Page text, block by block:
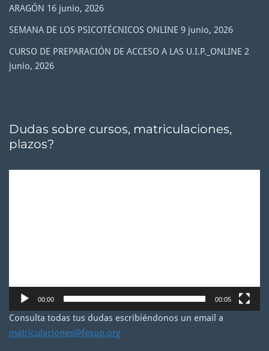
ARAGÓN 16 junio, 2026
SEMANA DE LOS PSICOTÉCNICOS ONLINE 9 junio, 2026
CURSO DE PREPARACIÓN DE ACCESO A LAS U.I.P._ONLINE 2
junio, 2026
Dudas sobre cursos, matriculaciones,
plazos?
00:00 00:05
Consulta todas tus dudas escribiéndonos un email a
matriculaciones@fesup.org